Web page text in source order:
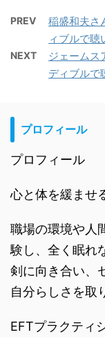
PREV
稲盛和夫さ
ィブルで聴
NEXT
ジェーム
ディブルで
プロフィール
プロフィール
心と体を緩ませ
職場の環境や人
験し、全く眠れ
剣に向き合い、
自分らしさを取
EFTプラクティ